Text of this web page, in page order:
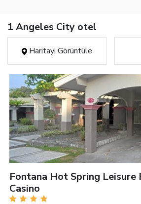
1 Angeles City otel
Haritayı Görüntüle
Fontana Hot Spring Leisure
Casino